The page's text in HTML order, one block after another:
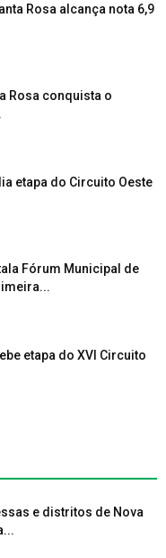
Rosa alcança nota 6,9
Rosa conquista o
etapa do Circuito Oeste
Fórum Municipal de
etapa do XVI Circuito
e distritos de Nova